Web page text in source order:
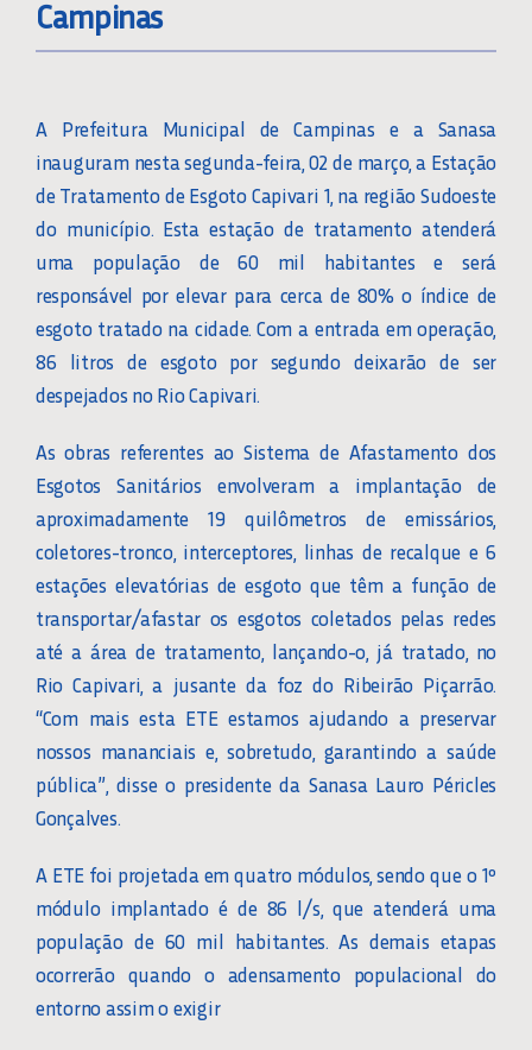
Campinas
A Prefeitura Municipal de Campinas e a Sanasa
inauguram nesta segunda-feira, 02 de março, a Estação
de Tratamento de Esgoto Capivari 1, na região Sudoeste
do município. Esta estação de tratamento atenderá
uma população de 60 mil habitantes e será
responsável por elevar para cerca de 80% o índice de
esgoto tratado na cidade. Com a entrada em operação,
86 litros de esgoto por segundo deixarão de ser
despejados no Rio Capivari.
As obras referentes ao Sistema de Afastamento dos
Esgotos Sanitários envolveram a implantação de
aproximadamente 19 quilômetros de emissários,
coletores-tronco, interceptores, linhas de recalque e 6
estações elevatórias de esgoto que têm a função de
transportar/afastar os esgotos coletados pelas redes
até a área de tratamento, lançando-o, já tratado, no
Rio Capivari, a jusante da foz do Ribeirão Piçarrão.
“Com mais esta ETE estamos ajudando a preservar
nossos mananciais e, sobretudo, garantindo a saúde
pública”, disse o presidente da Sanasa Lauro Péricles
Gonçalves.
A ETE foi projetada em quatro módulos, sendo que o 1º
módulo implantado é de 86 l/s, que atenderá uma
população de 60 mil habitantes. As demais etapas
ocorrerão quando o adensamento populacional do
entorno assim o exigir